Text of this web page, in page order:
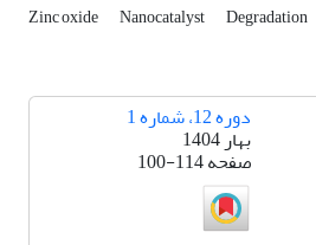
Zinc oxide Nanocatalyst Degradation
دوره 12، شماره 1
بهار 1404
صفحه100-114